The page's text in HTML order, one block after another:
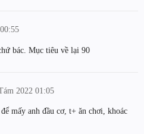
bác. Mục tiêu về lại 90
2022 01:05
mấy anh đầu cơ, t+ ăn chơi, khoác